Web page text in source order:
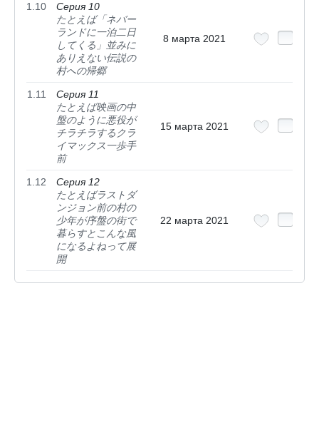
1.10
Серия 10
たとえば「ネバー
ランドに一泊二日
してくる」並みに
ありえない伝説の
村への帰郷
8 марта 2021
1.11
Серия 11
たとえば映画の中
盤のように悪役が
チラチラするクラ
イマックス一歩手
前
15 марта 2021
1.12
Серия 12
たとえばラストダ
ンジョン前の村の
少年が序盤の街で
暮らすとこんな風
になるよねって展
開
22 марта 2021